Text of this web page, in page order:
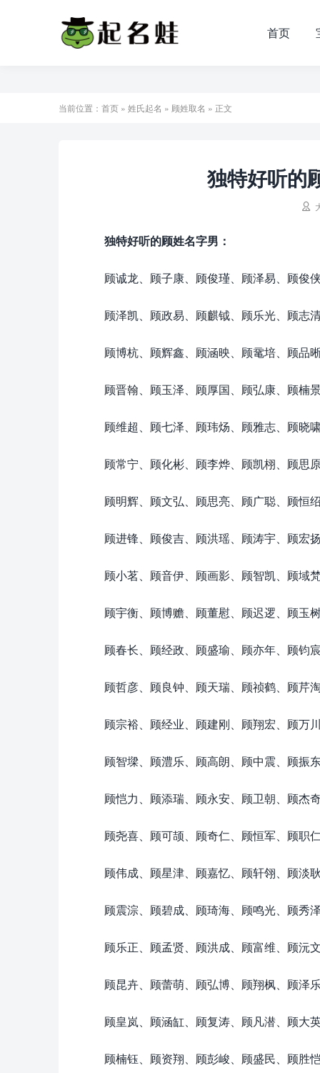
首页
当前位置： 首页 » 姓氏起名 » 顾姓取名 » 正文
独特好听的

独特好听的顾姓名字男：
顾诚龙、顾子康、顾俊瑾、顾泽易、顾俊侠
顾泽凯、顾政易、顾麒钺、顾乐光、顾志清
顾博杭、顾辉鑫、顾涵映、顾鼋培、顾品晰
顾晋翰、顾玉泽、顾厚国、顾弘康、顾楠景
顾维超、顾七泽、顾玮炀、顾雅志、顾晓啸
顾常宁、顾化彬、顾李烨、顾凯栩、顾思原
顾明辉、顾文弘、顾思亮、顾广聪、顾恒绍
顾进锋、顾俊吉、顾洪瑶、顾涛宇、顾宏扬
顾小茗、顾音伊、顾画影、顾智凯、顾域梵
顾宇衡、顾博赡、顾董慰、顾迟逻、顾玉树
顾春长、顾经政、顾盛瑜、顾亦年、顾钧宸
顾哲彦、顾良钟、顾天瑞、顾祯鹤、顾芹淘
顾宗裕、顾经业、顾建刚、顾翔宏、顾万川
顾智墚、顾澧乐、顾高朗、顾中震、顾振东
顾恺力、顾添瑞、顾永安、顾卫朝、顾杰奇
顾尧喜、顾可颉、顾奇仁、顾恒军、顾职仁
顾伟成、顾星津、顾嘉忆、顾轩翎、顾淡耿
顾震淙、顾碧成、顾琦海、顾鸣光、顾秀泽
顾乐正、顾孟贤、顾洪成、顾富维、顾沅文
顾昆卉、顾蕾萌、顾弘博、顾翔枫、顾泽乐
顾皇岚、顾涵缸、顾复涛、顾凡潜、顾大英
顾楠钰、顾资翔、顾彭峻、顾盛民、顾胜恺